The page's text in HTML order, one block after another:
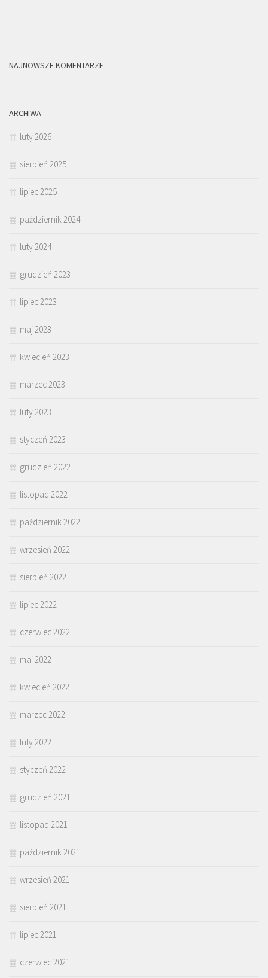
NAJNOWSZE KOMENTARZE
ARCHIWA
luty 2026
sierpień 2025
lipiec 2025
październik 2024
luty 2024
grudzień 2023
lipiec 2023
maj 2023
kwiecień 2023
marzec 2023
luty 2023
styczeń 2023
grudzień 2022
listopad 2022
październik 2022
wrzesień 2022
sierpień 2022
lipiec 2022
czerwiec 2022
maj 2022
kwiecień 2022
marzec 2022
luty 2022
styczeń 2022
grudzień 2021
listopad 2021
październik 2021
wrzesień 2021
sierpień 2021
lipiec 2021
czerwiec 2021